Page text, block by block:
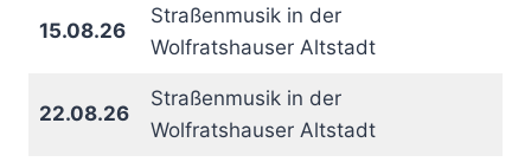
15.08.26
Straßenmusik in der
Wolfratshauser Altstadt
22.08.26
Straßenmusik in der
Wolfratshauser Altstadt